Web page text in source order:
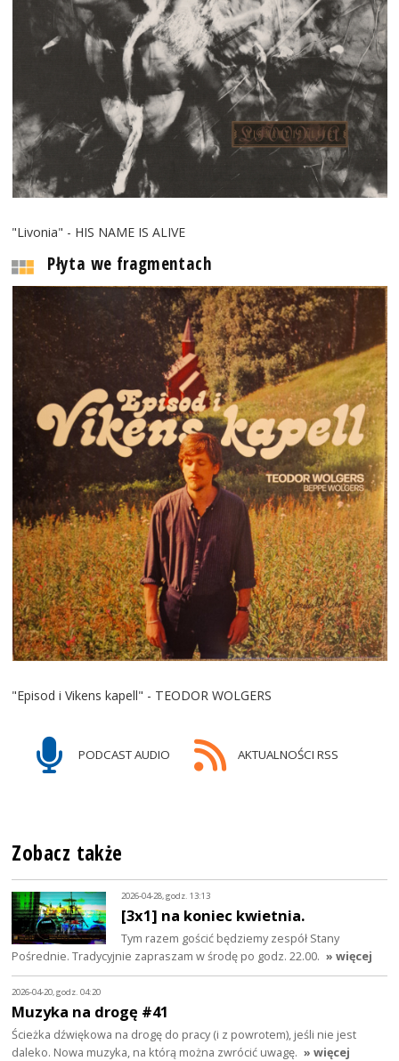
"Livonia" - HIS NAME IS ALIVE
Płyta we fragmentach
"Episod i Vikens kapell" - TEODOR WOLGERS
PODCAST AUDIO AKTUALNOŚCI RSS
Zobacz także
2026-04-28, godz. 13:13
[3x1] na koniec kwietnia.
Tym razem gościć będziemy zespół Stany
Pośrednie. Tradycyjnie zapraszam w środę po godz. 22.00. » więcej
2026-04-20, godz. 04:20
Muzyka na drogę #41
Ścieżka dźwiękowa na drogę do pracy (i z powrotem), jeśli nie jest
daleko. Nowa muzyka, na którą można zwrócić uwagę. » więcej